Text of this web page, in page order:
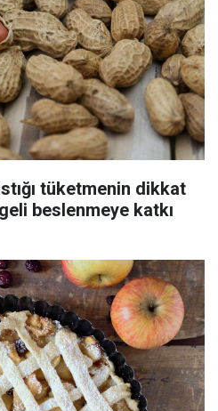
tüketmenin dikkat
beslenmeye katkı